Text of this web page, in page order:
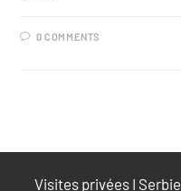
0 COMMENTS
Visites privées I Serbie